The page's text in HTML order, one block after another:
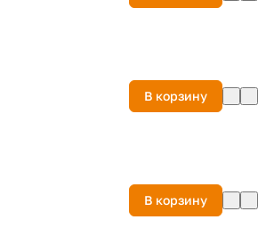
В корзину
В корзину